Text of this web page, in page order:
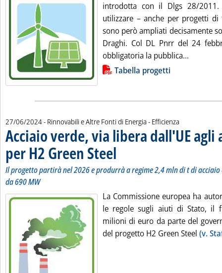
introdotta con il Dlgs 28/
utilizzare – anche per progetti
sono però ampliati decisamente
Draghi. Col DL Pnrr del 24
obbligatoria la pubblica...
Lista allegati PDF alla notiziaTabella progetti
27/06/2024- Rinnovabili e Altre Fonti di Energia - Efficienza
Acciaio verde, via libera dall'UE agli
per H2 Green Steel . Sottotitolo: Il progetto partirà nel 2026 e
. Pubblicata giovedì 27 giugno 2024 alle
Il progetto partirà nel 2026 e produrrà a regime 2,4 mln di t di
da 690 MW
La Commissione europea ha
le regole sugli aiuti di Stato, il
milioni di euro da parte del
del progetto H2 Green Steel (v.